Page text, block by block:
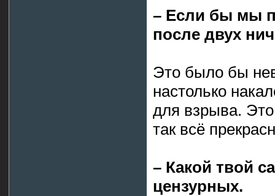
– Если бы мы
после двух
Это было бы
настолько
для взрыва.
так всё
– Какой твой
цензурных.